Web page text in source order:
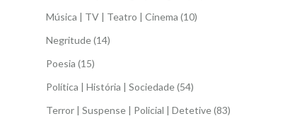
Música | TV | Teatro | Cinema (10)
Negritude(14)
Poesia (15)
Política | História | Sociedade(54)
Terror | Suspense | Policial | Detetive(83)